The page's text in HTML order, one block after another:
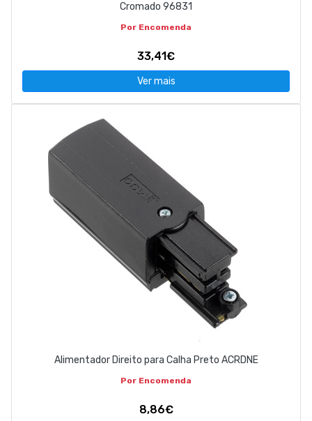
Cromado 96831
Por Encomenda
33,41€
Ver mais
Alimentador Direito para Calha Preto ACRDNE
Por Encomenda
8,86€